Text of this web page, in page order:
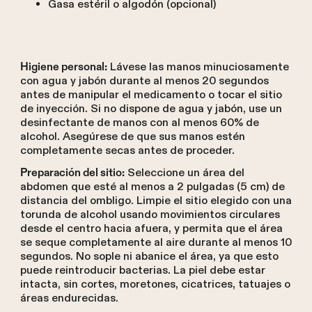
Gasa estéril o algodón (opcional)
Higiene personal:Lávese las manos minuciosamente
con agua y jabón durante al menos 20 segundos
antes de manipular el medicamento o tocar el sitio
de inyección. Si no dispone de agua y jabón, use un
desinfectante de manos con al menos 60% de
alcohol. Asegúrese de que sus manos estén
completamente secas antes de proceder.
Preparación del sitio:Seleccione un área del
abdomen que esté al menos a 2 pulgadas (5 cm) de
distancia del ombligo. Limpie el sitio elegido con una
torunda de alcohol usando movimientos circulares
desde el centro hacia afuera, y permita que el área
se seque completamente al aire durante al menos 10
segundos. No sople ni abanice el área, ya que esto
puede reintroducir bacterias. La piel debe estar
intacta, sin cortes, moretones, cicatrices, tatuajes o
áreas endurecidas.